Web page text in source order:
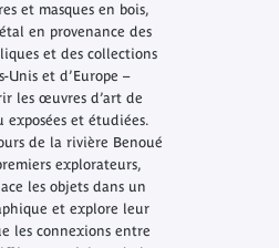
et masques en bois,
en provenance des
et des collections
Unis et d’Europe –
les œuvres d’art de
exposées et étudiées.
de la rivière Benoué
explorateurs,
les objets dans un
et explore leur
les connexions entre